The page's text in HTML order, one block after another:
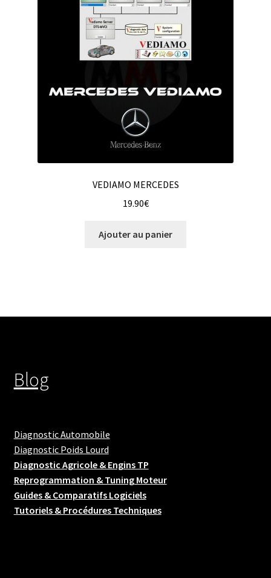
VEDIAMO MERCEDES
19.90€
Ajouter au panier
Blog
Diagnostic Automobile
Diagnostic Poids Lourd
Diagnostic Agricole & Engins TP
Reprogrammation & Tuning Moteur
Guides & Comparatifs Logiciels
Tutoriels & Procédures Techniques